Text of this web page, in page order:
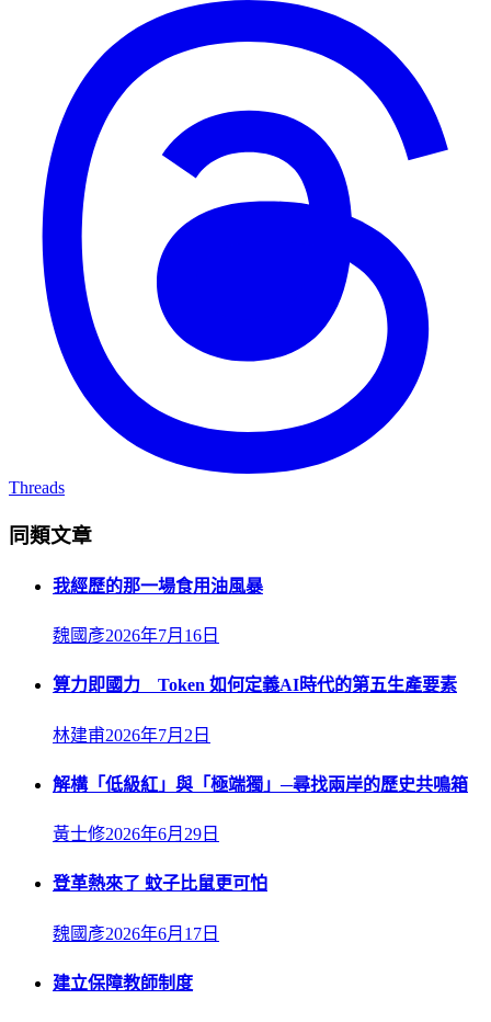
Threads
同類文章
我經歷的那一場食用油風暴
魏國彥2026年7月16日
算力即國力 Token 如何定義AI時代的第五生產要素
林建甫2026年7月2日
解構「低級紅」與「極端獨」─尋找兩岸的歷史共鳴箱
黃士修2026年6月29日
登革熱來了 蚊子比鼠更可怕
魏國彥2026年6月17日
建立保障教師制度